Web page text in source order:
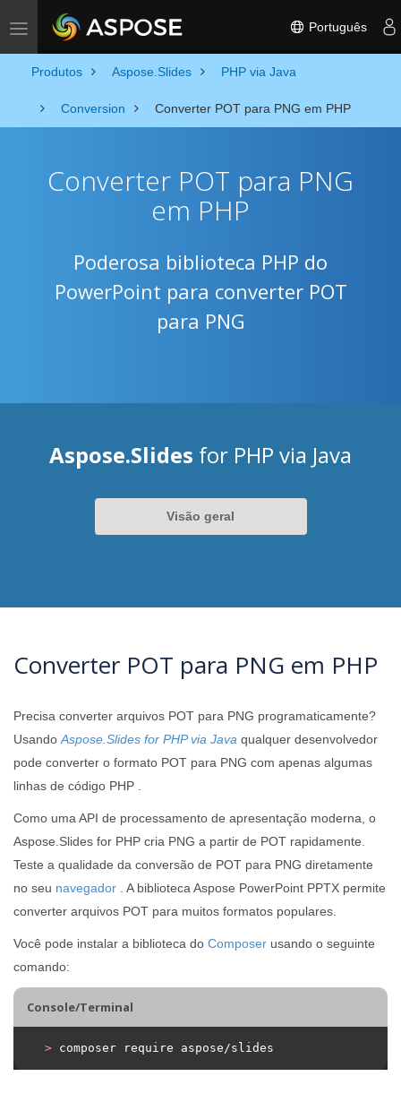
Toggle navigation Português
Produtos Aspose.Slides PHP via Java
Conversion Converter POT para PNG em PHP
Converter POT para PNG
em PHP
Poderosa biblioteca PHP do
PowerPoint para converter POT
para PNG
Aspose.Slides for PHP via Java
Visão geral
Converter POT para PNG em PHP
Precisa converter arquivos POT para PNG programaticamente?
Usando Aspose.Slides for PHP via Java qualquer desenvolvedor
pode converter o formato POT para PNG com apenas algumas
linhas de código PHP .
Como uma API de processamento de apresentação moderna, o
Aspose.Slides for PHP cria PNG a partir de POT rapidamente.
Teste a qualidade da conversão de POT para PNG diretamente
no seu navegador . A biblioteca Aspose PowerPoint PPTX permite
converter arquivos POT para muitos formatos populares.
Você pode instalar a biblioteca do Composer usando o seguinte
comando:
Console/Terminal
> composer require aspose/slides